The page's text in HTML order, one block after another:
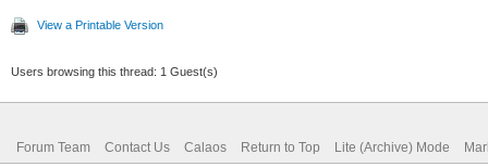
View a Printable Version
Users browsing this thread: 1 Guest(s)
Forum Team Contact Us Calaos Return to Top Lite (Archive) Mode